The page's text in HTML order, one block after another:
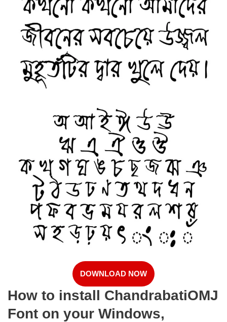
DOWNLOAD NOW
How to install ChandrabatiOMJ
Font on your Windows,